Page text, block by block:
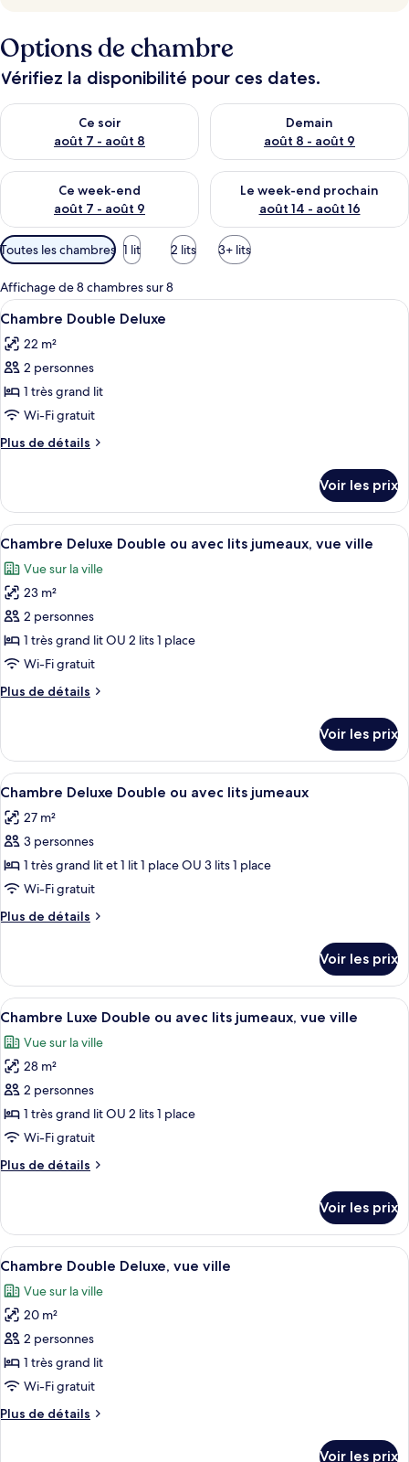
r
s
Options de chambre
Vérifiez la disponibilité pour ces dates.
Ce soir
août 7 - août 8
Vérifier la disponibilité pour ce soir août 7 - août 8
Demain
août 8 - août 9
Vérifier la disponibilité pour
Ce week-end
août 7 - août 9
Vérifier la disponibilité pour ce week-end août 7 - août 9
Le week-end prochain
août 14 - août 16
Vérifier la disponibilité pour
Filtres
disponibles
pour
les
chambres
Toutes les chambres 1 lit 2 lits 3+ lits
Affichage de 8 chambres sur 8
Afficher
toutes
les
photos
pour
ce
type
de
Chambre
Double
Deluxe
Une chambre d’hôtel avec un
16
Chambre Double Deluxe
22 m²
2 personnes
1 très grand lit
Wi-Fi gratuit
Plus de détails
Plus
le
type
de
Chambre
Double
Voir les prix
Afficher
toutes
les
photos
pour
ce
type
chambre :
Double
ou
avec
lits
jumeaux,
vue
ville
Une chambre d’hôtel avec un grand
17
Chambre Deluxe Double ou avec lits jumeaux, vue ville
Vue sur la ville
23 m²
2 personnes
1 très grand lit OU 2 lits 1 place
Wi-Fi gratuit
Plus de détails
Plus
le
type
de
Chambre
Deluxe
ou
avec
jumeaux,
Voir les prix
Afficher
toutes
les
photos
pour
ce
type
de
Chambre
Deluxe
Double
ou
avec
lits
jumeaux
Une chambre d’hôtel avec un
21
Chambre Deluxe Double ou avec lits jumeaux
27 m²
3 personnes
1 très grand lit et 1 lit 1 place OU 3 lits 1 place
Wi-Fi gratuit
Plus de détails
Plus
le
type
de
Chambre
Deluxe
ou
avec
lits
jumeaux
Voir les prix
Afficher
toutes
les
photos
pour
ce
type
chambre :
Double
ou
avec
lits
jumeaux,
vue
ville
Une chambre d’hôtel avec un grand
10
Chambre Luxe Double ou avec lits jumeaux, vue ville
Vue sur la ville
28 m²
2 personnes
1 très grand lit OU 2 lits 1 place
Wi-Fi gratuit
Plus de détails
Plus
le
type
de
Chambre
Luxe
ou
avec
lits
jumeaux,
vue
Voir les prix
Afficher
toutes
les
photos
pour
ce
type
chambre :
Une chambre d’hôtel avec un
8
Chambre Double Deluxe, vue ville
Vue sur la ville
20 m²
2 personnes
1 très grand lit
Wi-Fi gratuit
Plus de détails
Plus
Voir les prix